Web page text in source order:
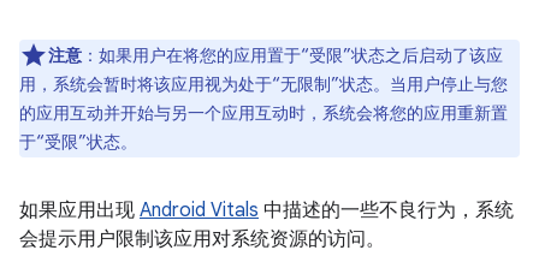
注意 ：如果用户在将您的应用置于“受限”状态之后启动了该应
用，系统会暂时将该应用视为处于“无限制”状态。当用户停止与您
的应用互动并开始与另一个应用互动时，系统会将您的应用重新置
于“受限”状态。
如果应用出现 Android Vitals 中描述的一些不良行为，系统
会提示用户限制该应用对系统资源的访问。